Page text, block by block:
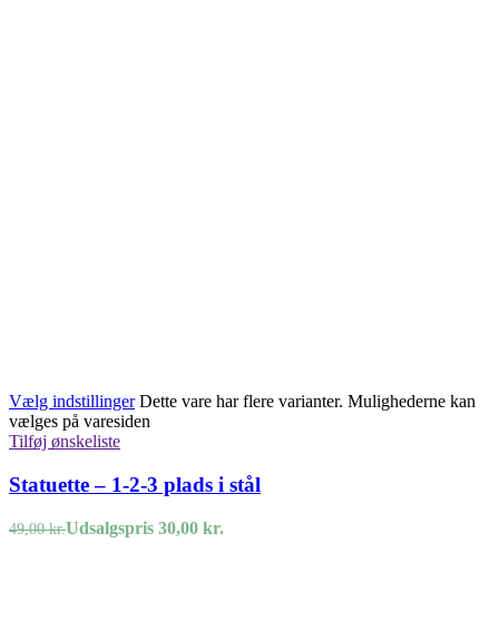
Vælg indstillinger Dette vare har flere varianter. Mulighederne kan
vælges på varesiden
Tilføj ønskeliste
Statuette – 1-2-3 plads i stål
49,00kr.Udsalgspris 30,00 kr.